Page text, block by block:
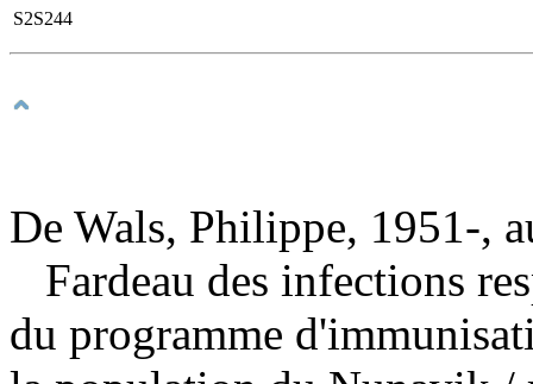
S2S244
De Wals, Philippe, 1951-,
Fardeau des infections
du programme